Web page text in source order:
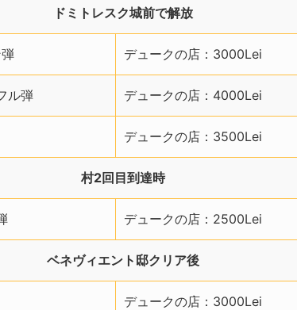
ドミトレスク城前で解放
デュークの店：3000Lei
ル弾 デュークの店：4000Lei
デュークの店：3500Lei
村2回目到達時
デュークの店：2500Lei
ベネヴィエント邸クリア後
デュークの店：3000Lei